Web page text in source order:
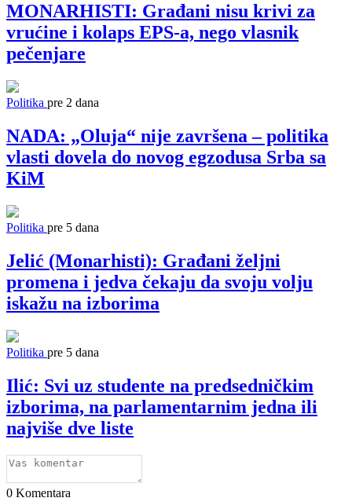
MONARHISTI: Građani nisu krivi za
vrućine i kolaps EPS-a, nego vlasnik
pečenjare
Politika pre 2 dana
NADA: „Oluja“ nije završena – politika
vlasti dovela do novog egzodusa Srba sa
KiM
Politika pre 5 dana
Jelić (Monarhisti): Građani željni
promena i jedva čekaju da svoju volju
iskažu na izborima
Politika pre 5 dana
Ilić: Svi uz studente na predsedničkim
izborima, na parlamentarnim jedna ili
najviše dve liste
0 Komentara